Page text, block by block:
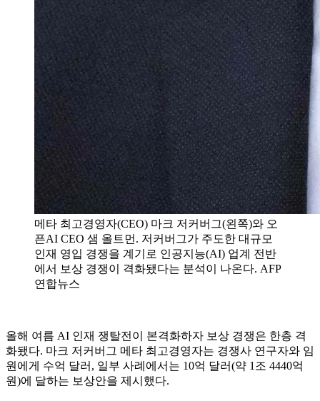
메타 최고경영자(CEO) 마크 저커버그(왼쪽)와 오
픈AI CEO 샘 올트먼. 저커버그가 주도한 대규모
인재 영입 경쟁을 계기로 인공지능(AI) 업계 전반
에서 보상 경쟁이 격화됐다는 분석이 나온다. AFP
연합뉴스
올해 여름 AI 인재 쟁탈전이 본격화하자 보상 경쟁은 한층 격
화됐다. 마크 저커버그 메타 최고경영자는 경쟁사 연구자와 임
원에게 수억 달러, 일부 사례에서는 10억 달러(약 1조 4440억
원)에 달하는 보상안을 제시했다.